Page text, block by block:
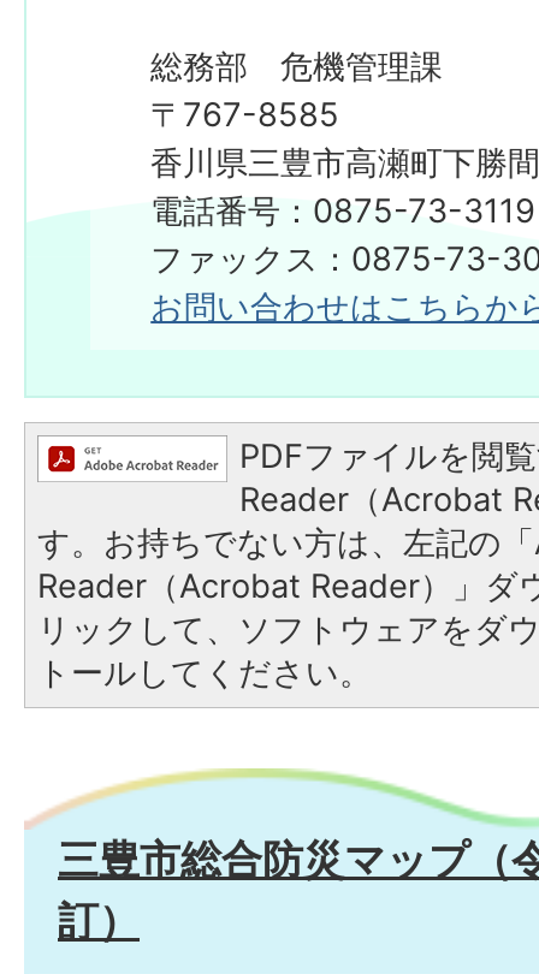
総務部 危機管理課
〒767-8585
香川県三豊市高瀬町下勝
電話番号：0875-73-3119
ファックス：0875-73-
お問い合わせはこちらか
PDFファイルを閲
Reader（Acrobat
す。お持ちでない方は、左記の
Reader（Acrobat Reader）」ダ
リックして、ソフトウェアをダ
トールしてください。
三豊市総合防災マップ（
訂）